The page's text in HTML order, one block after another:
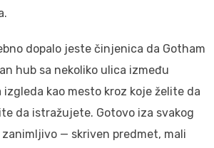
dopalo jeste činjenica da Gotham
hub sa nekoliko ulica između
izgleda kao mesto kroz koje želite da
da istražujete. Gotovo iza svakog
— skriven predmet, mali